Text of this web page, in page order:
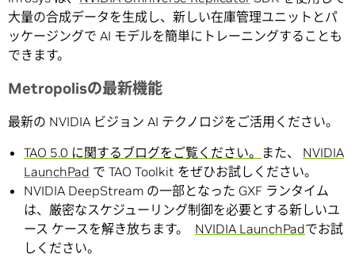
大量の合成データを生成し、新しい在庫管理ユニットとパ
ッケージングで AI モデルを簡単にトレーニングすることも
できます。
Metropolisの最新機能
最新の NVIDIA ビジョン AI テクノロジをご活用ください。
TAO 5.0 に関するブログをご覧ください。
また、 NVIDIA
LaunchPad で TAO Toolkit をぜひお試しください。
NVIDIA DeepStream の一部となった GXF ランタイム
は、厳密なスケジューリング制御を必要とする新しいユ
ース ケースを解き放ちます。 NVIDIA LaunchPadでお試
しください。